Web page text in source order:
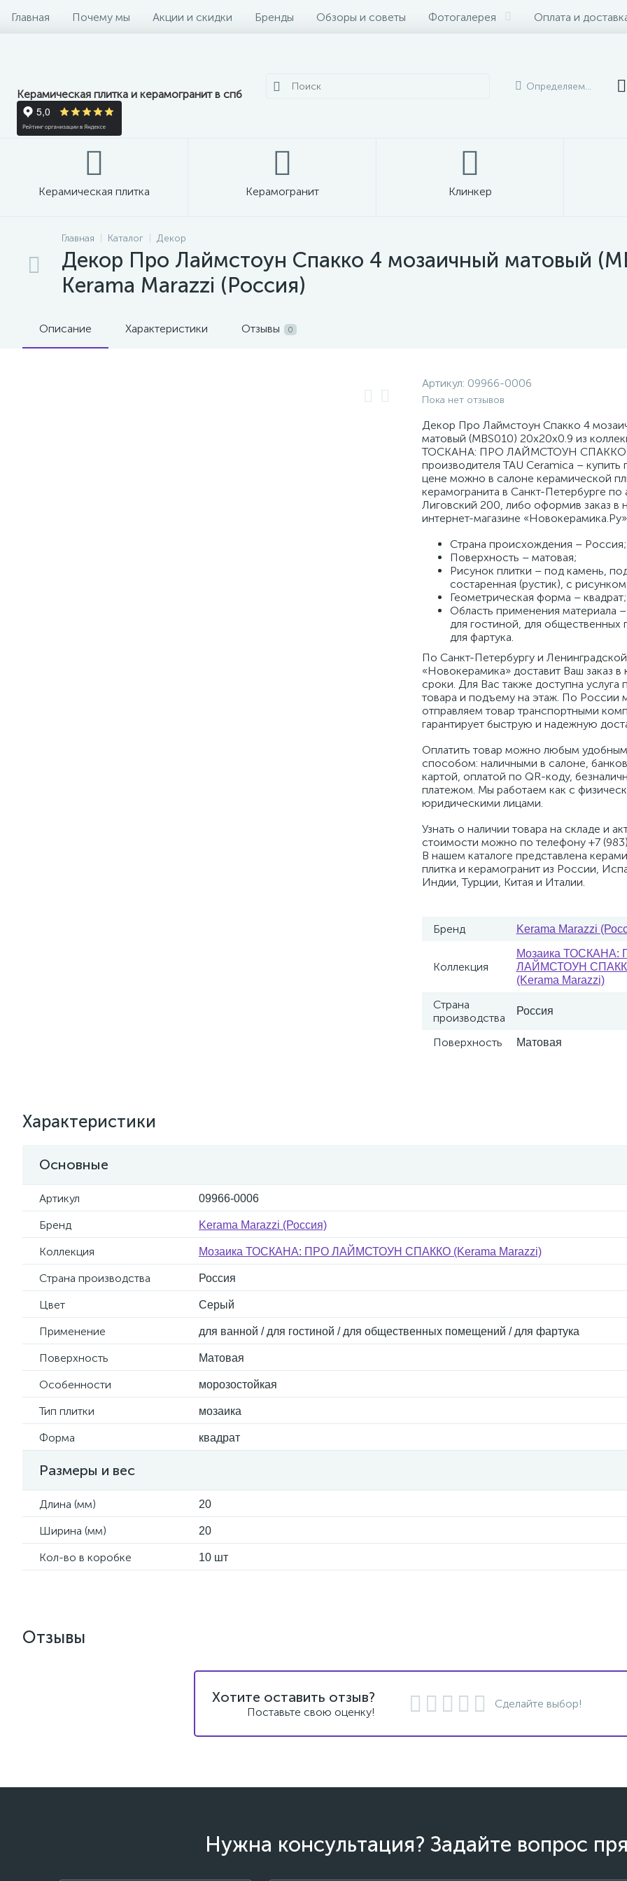
Главная Почему мы Акции и скидки Бренды Обзоры и советы Фотогалерея Оплата и
Керамическая плитка и керамогранит в спб
Определяем...
Керамическая плитка Керамогранит Клинкер
Главная Каталог Декор
Декор Про Лаймстоун Спакко 4 мозаичный матовый
Kerama Marazzi (Россия)
Описание Характеристики Отзывы 0
Артикул: 09966-0006
Пока нет отзывов
Декор Про Лаймстоун Спакко 4
матовый (MBS010) 20x20x0.9 из
ТОСКАНА: ПРО ЛАЙМСТОУН СПАККО
производителя TAU Ceramica – купить
цене можно в салоне керамической
керамогранита в Санкт-Петербурге по
Лиговский 200, либо оформив заказ в
интернет-магазине
Страна происхождения – Россия;
Поверхность – матовая;
Рисунок плитки – под камень,
состаренная (рустик), с
Геометрическая форма – квадрат;
Область применения материала
для гостиной, для
для фартука.
По Санкт-Петербургу и
«Новокерамика» доставит Ваш заказ в
сроки. Для Вас также доступна услуга
товара и подъему на этаж. По России
отправляем товар транспортными
гарантирует быструю и надежную
Оплатить товар можно любым
способом: наличными в салоне,
картой, оплатой по QR-коду,
платежом. Мы работаем как с
юридическими лицами.
Узнать о наличии товара на складе и
стоимости можно по телефону +7
В нашем каталоге представлена
плитка и керамогранит из России,
Индии, Турции, Китая и Италии.
Бренд Kerama Marazzi
Коллекция
Мозаика ТОСКАНА:
ЛАЙМСТОУН
(Kerama Marazzi)
Страна
производства
Россия
Поверхность Матовая
Характеристики
Основные
Артикул 09966-0006
Бренд Kerama Marazzi (Россия)
Коллекция Мозаика ТОСКАНА: ПРО ЛАЙМСТОУН СПАККО (Kerama Marazzi)
Страна производства Россия
Цвет Серый
Применение для ванной / для гостиной / для общественных помещений / для фартука
Поверхность Матовая
Особенности морозостойкая
Тип плитки мозаика
Форма квадрат
Размеры и вес
Длина (мм) 20
Ширина (мм) 20
Кол-во в коробке 10 шт
Отзывы
Хотите оставить отзыв?
Поставьте свою оценку!
Сделайте выбор!
Нужна консультация? Задайте вопрос